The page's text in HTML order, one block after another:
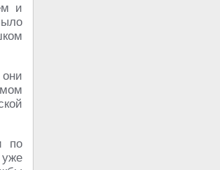
и
по